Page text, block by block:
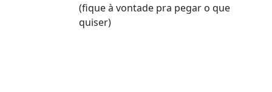
(fique à vontade pra pegar o que
quiser)